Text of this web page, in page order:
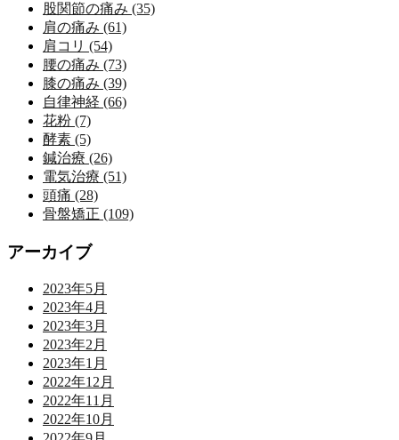
股関節の痛み (35)
肩の痛み (61)
肩コリ (54)
腰の痛み (73)
膝の痛み (39)
自律神経 (66)
花粉 (7)
酵素 (5)
鍼治療 (26)
電気治療 (51)
頭痛 (28)
骨盤矯正 (109)
アーカイブ
2023年5月
2023年4月
2023年3月
2023年2月
2023年1月
2022年12月
2022年11月
2022年10月